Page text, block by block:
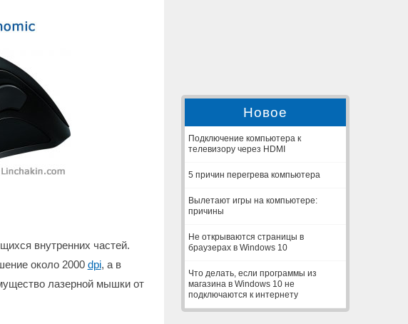
внутренних частей.
около 2000 dpi, а в
лазерной мышки от
Новое
Подключение компьютера к
телевизору через HDMI
5 причин перегрева компьютера
Вылетают игры на компьютере:
причины
Не открываются страницы в
браузерах в Windows 10
Что делать, если программы из
магазина в Windows 10 не
подключаются к интернету